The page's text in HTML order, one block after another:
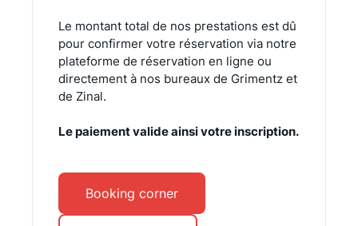
Le montant total de nos prestations est dû
pour confirmer votre réservation via notre
plateforme de réservation en ligne ou
directement à nos bureaux de Grimentz et
de Zinal.
Le paiement valide ainsi votre inscription.
Booking corner